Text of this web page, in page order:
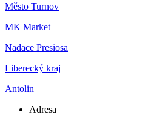
Město Turnov
MK Market
Nadace Presiosa
Liberecký kraj
Antolin
Adresa